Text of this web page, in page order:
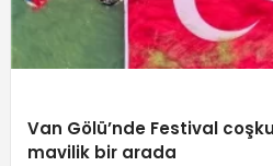
Van Gölü’nde Festival
mavilik bir arada